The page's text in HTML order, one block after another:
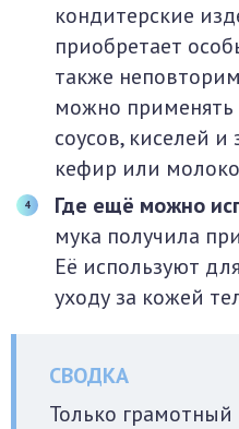
кондитерские
приобретает
также
можно применять
соусов, киселей и
кефир или
Где ещё можно
мука получила
Её используют
уходу за кожей
Только